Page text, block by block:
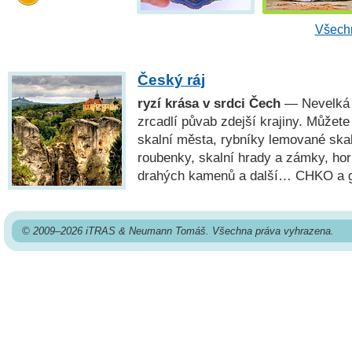
Český ráj
ryzí krása v srdci Čech — Nevelká
zrcadlí půvab zdejší krajiny.
skalní města, rybníky lemované
roubenky, skalní hrady a zámky,
drahých kamenů a další… CHKO a
© 2009–2026 iTRAS & Neumann Tomáš. Všechna práva vyhrazena.